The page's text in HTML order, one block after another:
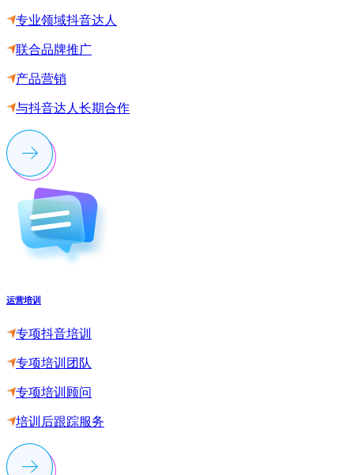
专业领域抖音达人
联合品牌推广
产品营销
与抖音达人长期合作
运营培训
专项抖音培训
专项培训团队
专项培训顾问
培训后跟踪服务